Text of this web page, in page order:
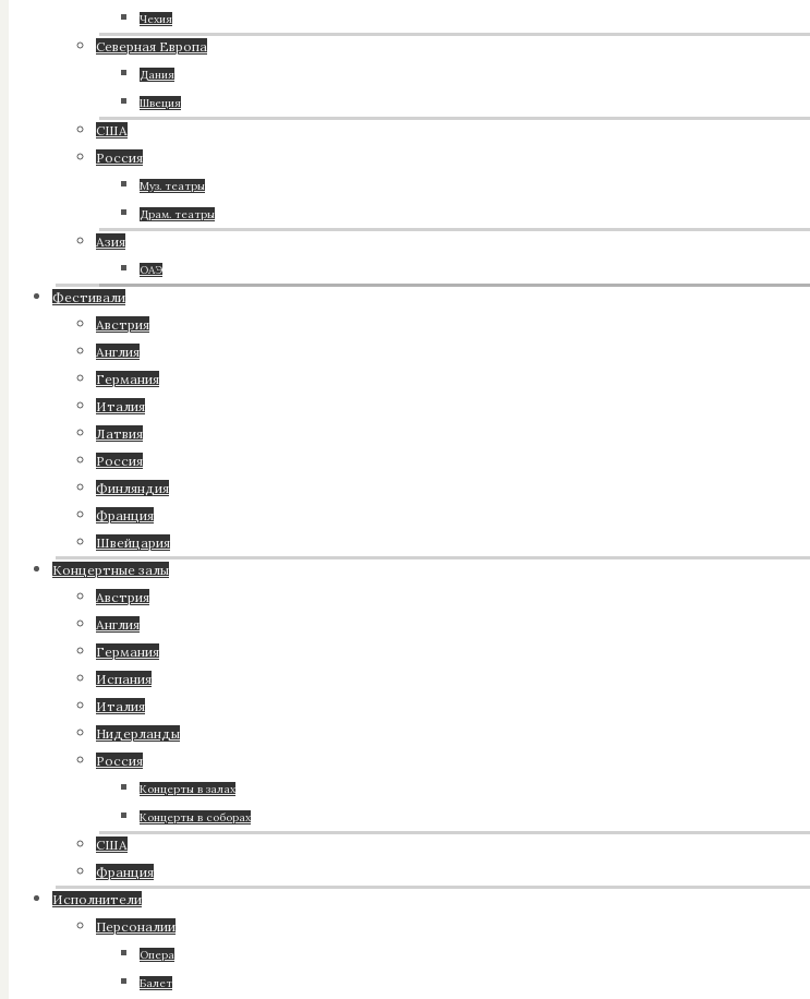
Чехия
Северная Европа
Дания
Швеция
США
Россия
Муз. театры
Драм. театры
Азия
ОАЭ
Фестивали
Австрия
Англия
Германия
Италия
Латвия
Россия
Финляндия
Франция
Швейцария
Концертные залы
Австрия
Англия
Германия
Испания
Италия
Нидерланды
Россия
Концерты в залах
Концерты в соборах
США
Франция
Исполнители
Персоналии
Опера
Балет